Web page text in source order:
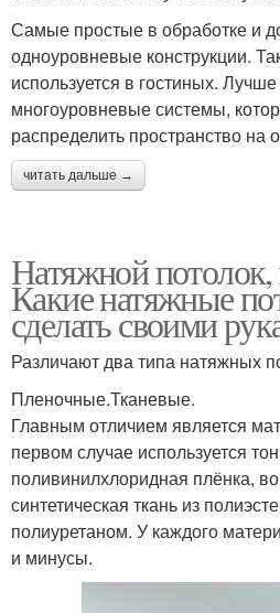
Самые простые в обработке и
одноуровневые конструкции.
используется в гостиных.
многоуровневые системы,
распределить пространство на
читать дальше →
Натяжной потолок,
Какие натяжные
сделать своими
Различают два типа натяжных
Пленочные.Тканевые.
Главным отличием является
первом случае используется
поливинилхлоридная плёнка,
синтетическая ткань из
полиуретаном. У каждого
и минусы.